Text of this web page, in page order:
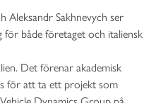
Aleksandr Sakhnevych ser
för både företaget och italiensk
Det förenar akademisk
för att ta ett projekt som